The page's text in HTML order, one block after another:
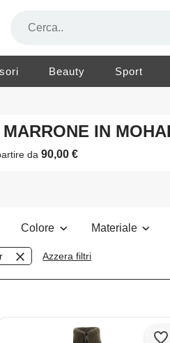
Beauty Sport
MARRONE IN
da90,00 €
Colore Materiale
Azzera filtri